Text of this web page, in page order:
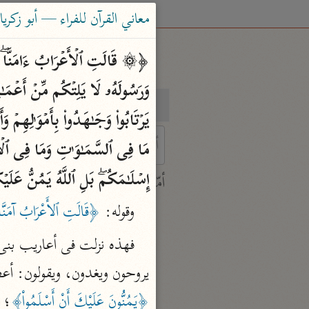
بحث
characters for results.
أمّهات
جامع البيان
ابن جرير الطبري (٣١٠ هـ)
نحو ٢٨ مجلدًا
تفسير القرآن العظيم
ابن كثير (٧٧٤ هـ)
معاني القرآن للفراء — أبو زكريا
إِسۡلَـٰمَكُمۖ بَلِ ٱللَّهُ یَمُنُّ
وقوله: ﴿قَالَتِ ٱلأَعْرَابُ
يروحون ويغدون، ويقولون:
﴿يَمُنُّونَ عَلَيْكَ أَنْ أَسْلَمُواْ﴾